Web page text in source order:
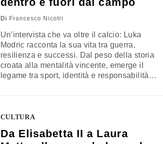
Di Francesco Nicotri
Un’intervista che va oltre il calcio: Luka
Modric racconta la sua vita tra guerra,
resilienza e successi. Dal peso della storia
croata alla mentalità vincente, emerge il
legame tra sport, identità e responsabilità
CULTURA
Da Elisabetta II a Laura